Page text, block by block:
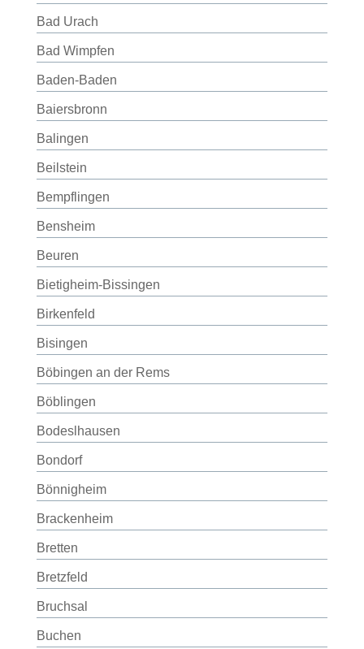
Bad Urach
Bad Wimpfen
Baden-Baden
Baiersbronn
Balingen
Beilstein
Bempflingen
Bensheim
Beuren
Bietigheim-Bissingen
Birkenfeld
Bisingen
Böbingen an der Rems
Böblingen
Bodeslhausen
Bondorf
Bönnigheim
Brackenheim
Bretten
Bretzfeld
Bruchsal
Buchen